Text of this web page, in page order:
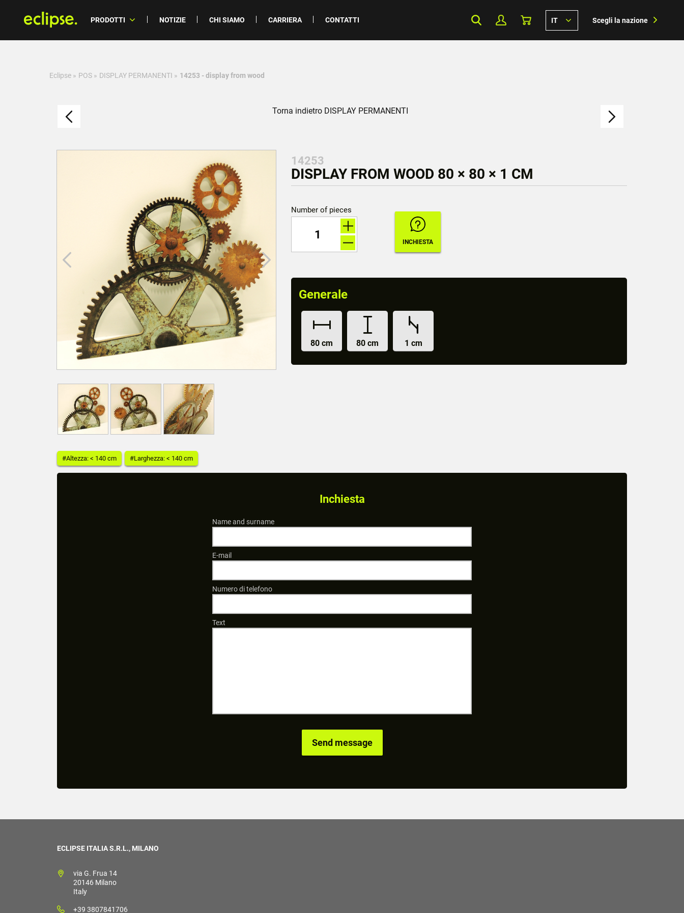
PRODOTTI NOTIZIE CHI SIAMO CARRIERA CONTATTI IT Scegli la nazione
Eclipse » POS » DISPLAY PERMANENTI » 14253 - display from wood
Torna indietro DISPLAY PERMANENTI
#Altezza: < 140 cm #Larghezza: < 140 cm
14253
DISPLAY FROM WOOD 80 × 80 × 1 CM
Number of pieces
Generale
80 cm 80 cm 1 cm
Inchiesta
Name and surname
E-mail
Numero di telefono
Text
ECLIPSE ITALIA S.R.L., MILANO
via G. Frua 14
20146 Milano
Italy
+39 3807841706